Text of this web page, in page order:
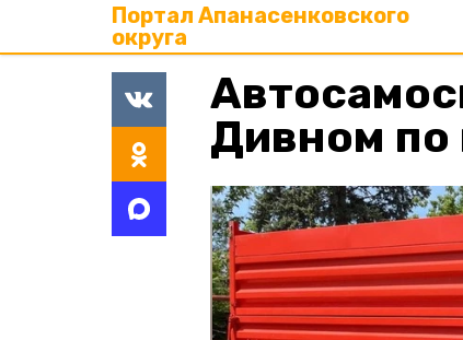
Портал Апанасенковского
округа
Дивном по